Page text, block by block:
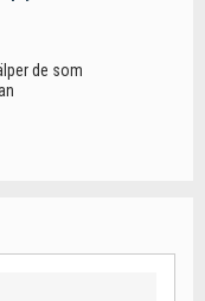
de som